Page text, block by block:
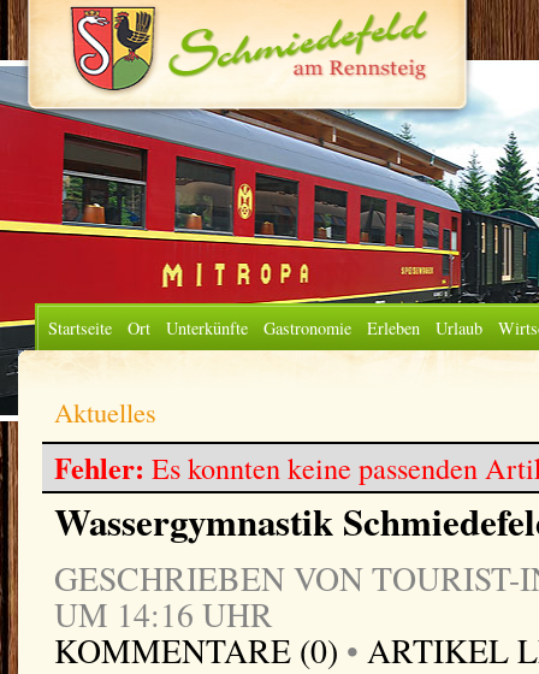
Startseite Ort Unterkünfte Gastronomie Erleben Urlaub
Aktuelles
Fehler: Es konnten keine passenden
Wassergymnastik
GESCHRIEBEN VON TOURIST-
UM 14:16 UHR
KOMMENTARE (0) • ARTIKEL